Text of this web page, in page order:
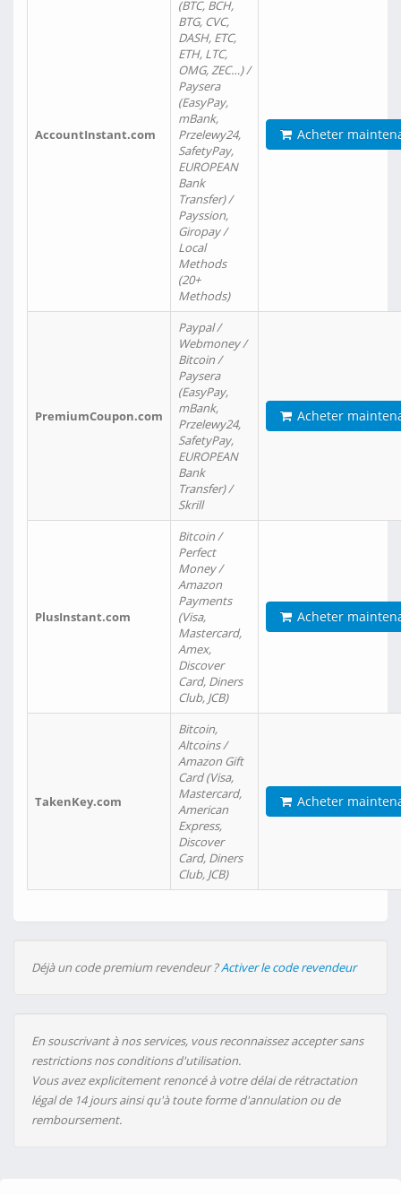
AccountInstant.com
(BTC, BCH,
BTG, CVC,
DASH, ETC,
ETH, LTC,
OMG, ZEC…) /
Paysera
(EasyPay,
mBank,
Przelewy24,
SafetyPay,
EUROPEAN
Bank
Transfer) /
Payssion,
Giropay /
Local
Methods
(20+
Methods)
Acheter
PremiumCoupon.com
Paypal /
Webmoney /
Bitcoin /
Paysera
(EasyPay,
mBank,
Przelewy24,
SafetyPay,
EUROPEAN
Bank
Transfer) /
Skrill
Acheter
PlusInstant.com
Bitcoin /
Perfect
Money /
Amazon
Payments
(Visa,
Mastercard,
Amex,
Discover
Card, Diners
Club, JCB)
Acheter
TakenKey.com
Bitcoin,
Altcoins /
Amazon Gift
Card (Visa,
Mastercard,
American
Express,
Discover
Card, Diners
Club, JCB)
Acheter
Déjà un code premium revendeur ?Activer le code revendeur
En souscrivant à nos services, vous reconnaissez accepter sans
restrictions nos conditions d'utilisation.
Vous avez explicitement renoncé à votre délai de rétractation
légal de 14 jours ainsi qu'à toute forme d'annulation ou de
remboursement.